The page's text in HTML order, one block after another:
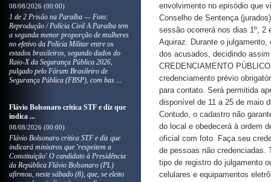
08/08/2026 (00:00)
1 de 2 Prisão na Paraíba — Foto:
Reprodução / Polícia Civil A Paraíba tem
a segunda menor proporção de mulheres
no efetivo da Polícia Militar entre os
estados brasileiros, segundo dados do
Raio-X da Segurança Pública 2026,
pulgado pelo Fórum Brasileiro de
Segurança Pública (FBSP), com bas ...
Flávio Bolsonaro critica STF e diz que
indica ...
08/08/2026 (00:00)
Flávio Bolsonaro critica STF e diz que
indicará ministros que 'respeitem a
Constituição' O candidato à Presidência
da República Flávio Bolsonaro (PL)
afirmou, neste sábado (8), que, se eleito
envolvimento no episódio que
Conselho de Sentença
sessão ocorrerá nos dias 1º, 2
Aquiraz. Durante o
dos acusados, decidindo
CREDENCIAMENTO
credenciamento prévio
para contato. Será permitida
disponível de 11 a 25 de maio
Contudo, o cadastro não
do local e obedecerá à ordem
oficial com foto. Faça seu
de pessoas não credenciadas.
tipo de registro do julgamento
celulares e equipamentos